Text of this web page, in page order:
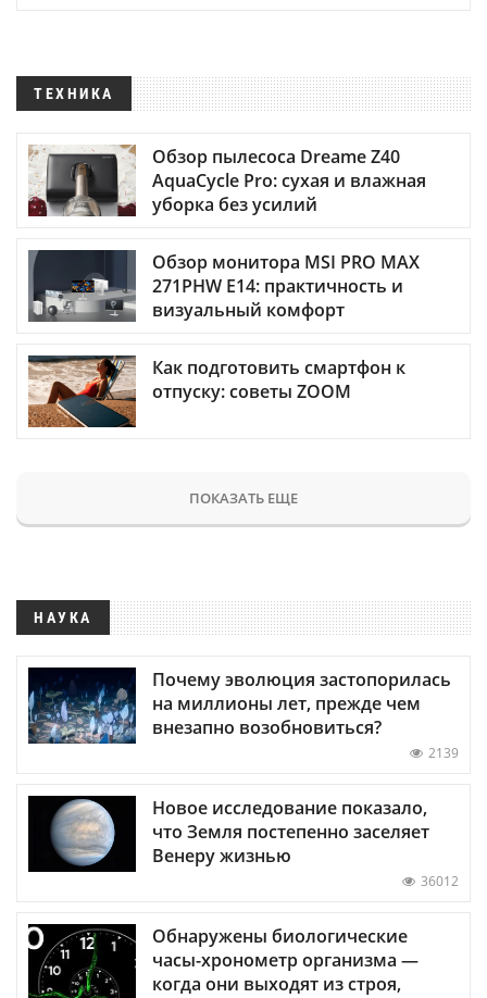
ТЕХНИКА
Обзор пылесоса Dreame Z40
AquaCycle Pro: сухая и влажная
уборка без усилий
Обзор монитора MSI PRO MAX
271PHW E14: практичность и
визуальный комфорт
Как подготовить смартфон к
отпуску: советы ZOOM
ПОКАЗАТЬ ЕЩЕ
НАУКА
Почему эволюция застопорилась
на миллионы лет, прежде чем
внезапно возобновиться?
2139
Новое исследование показало,
что Земля постепенно заселяет
Венеру жизнью
36012
Обнаружены биологические
часы-хронометр организма —
когда они выходят из строя,